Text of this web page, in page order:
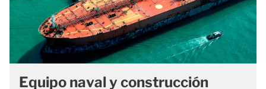
Equipo naval y construcción